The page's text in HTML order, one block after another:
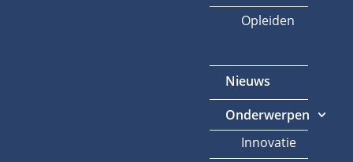
Opleiden
Nieuws
Onderwerpen
Innovatie